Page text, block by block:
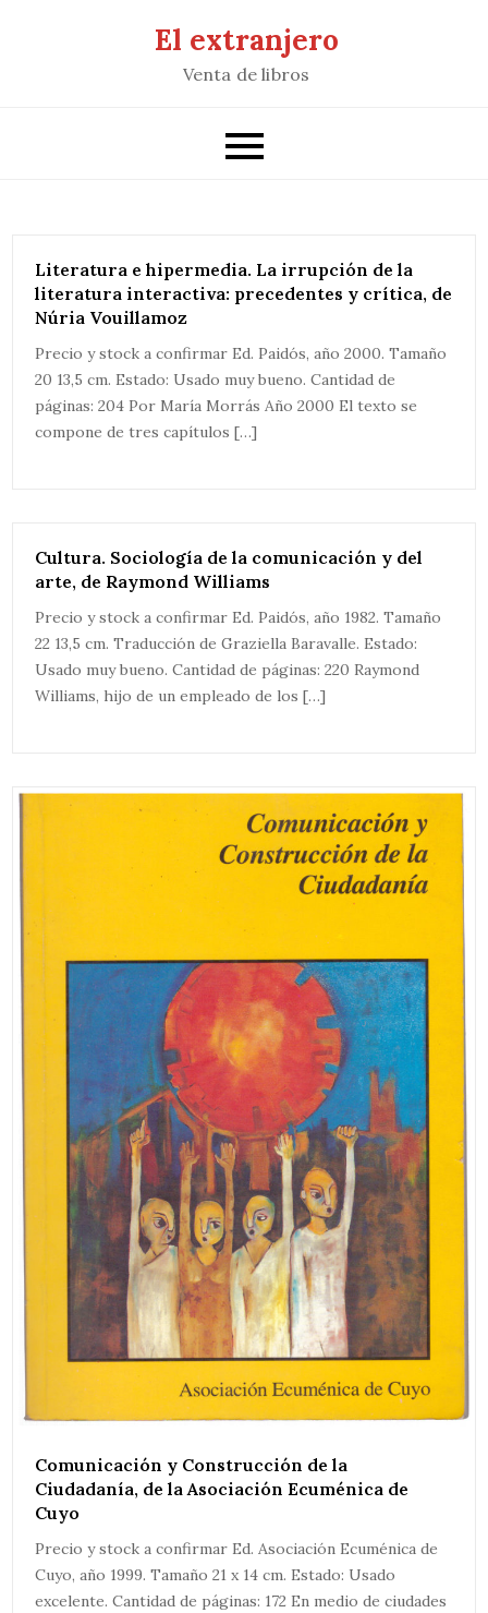
El extranjero
Venta de libros
Literatura e hipermedia. La irrupción de la
literatura interactiva: precedentes y crítica, de
Núria Vouillamoz
Precio y stock a confirmar Ed. Paidós, año 2000. Tamaño
20 13,5 cm. Estado: Usado muy bueno. Cantidad de
páginas: 204 Por María Morrás Año 2000 El texto se
compone de tres capítulos […]
Cultura. Sociología de la comunicación y del
arte, de Raymond Williams
Precio y stock a confirmar Ed. Paidós, año 1982. Tamaño
22 13,5 cm. Traducción de Graziella Baravalle. Estado:
Usado muy bueno. Cantidad de páginas: 220 Raymond
Williams, hijo de un empleado de los […]
Comunicación y Construcción de la
Ciudadanía, de la Asociación Ecuménica de
Cuyo
Precio y stock a confirmar Ed. Asociación Ecuménica de
Cuyo, año 1999. Tamaño 21 x 14 cm. Estado: Usado
excelente. Cantidad de páginas: 172 En medio de ciudades